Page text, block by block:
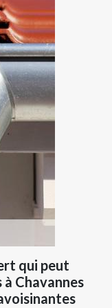
qui peut
Chavannes